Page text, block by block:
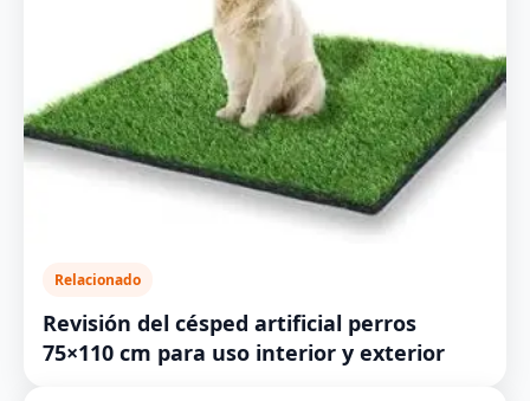
Relacionado
Revisión del césped artificial perros
75×110 cm para uso interior y exterior